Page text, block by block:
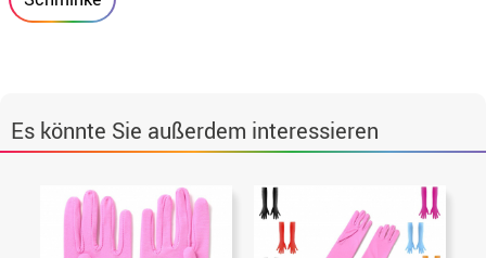
Es könnte Sie außerdem interessieren